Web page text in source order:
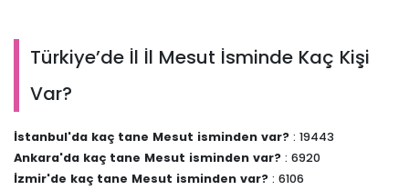
Türkiye’de İl İl Mesut İsminde Kaç Kişi
Var?
İstanbul'da kaç tane Mesut isminden var? : 19443
Ankara'da kaç tane Mesut isminden var? : 6920
İzmir'de kaç tane Mesut isminden var? : 6106